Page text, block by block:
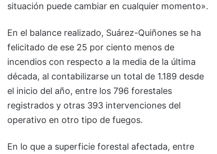
situación puede cambiar en cualquier momento».
En el balance realizado, Suárez-Quiñones se ha
felicitado de ese 25 por ciento menos de
incendios con respecto a la media de la última
década, al contabilizarse un total de 1.189 desde
el inicio del año, entre los 796 forestales
registrados y otras 393 intervenciones del
operativo en otro tipo de fuegos.
En lo que a superficie forestal afectada, entre